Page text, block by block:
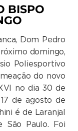
BISPO
Dom Pedro
domingo,
Poliesportivo
do novo
no dia 30 de
de agosto de
é de Laranjal
São Paulo. Foi